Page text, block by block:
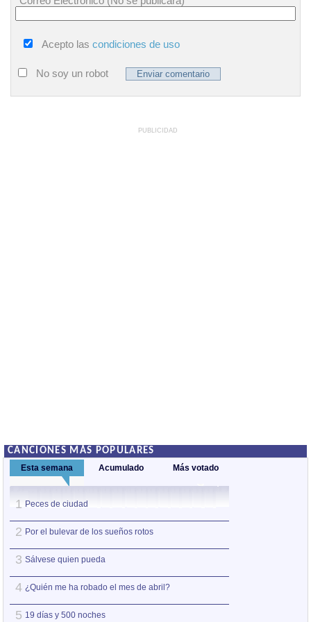
Acepto las condiciones de uso
No soy un robot
PUBLICIDAD
CANCIONES MÁS POPULARES
Esta semana Acumulado Más votado
1 Peces de ciudad
2 Por el bulevar de los sueños rotos
3 Sálvese quien pueda
4 ¿Quién me ha robado el mes de abril?
5 19 días y 500 noches